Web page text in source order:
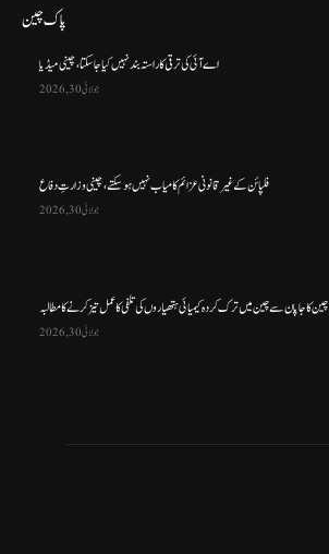
پاک چین
اے آئی کی ترقی کا راستہ بند نہیں کیا جا سکتا، چینی میڈیا
جولائی 30, 2026
فلپائن کے غیر قانونی عزائم کامیاب نہیں ہو سکتے ، چینی وزارتِ دفاع
جولائی 30, 2026
چین کا جاپان سے چین میں ترک کردہ کیمیائی ہتھیاروں کی تلفی کا عمل تیز کرنے کا مطالبہ
جولائی 30, 2026